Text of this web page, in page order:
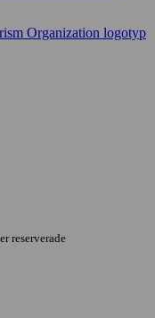
Organization logotyp
reserverade